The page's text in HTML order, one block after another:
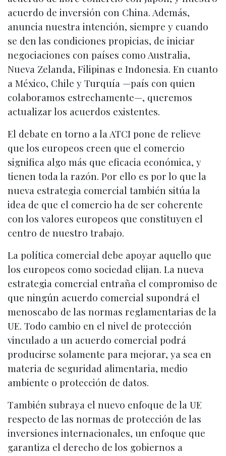
acuerdo de inversión con China. Además,
anuncia nuestra intención, siempre y cuando
se den las condiciones propicias, de iniciar
negociaciones con países como Australia,
Nueva Zelanda, Filipinas e Indonesia. En cuanto
a México, Chile y Turquía —país con quien
colaboramos estrechamente—, queremos
actualizar los acuerdos existentes.
El debate en torno a la ATCI pone de relieve
que los europeos creen que el comercio
significa algo más que eficacia económica, y
tienen toda la razón. Por ello es por lo que la
nueva estrategia comercial también sitúa la
idea de que el comercio ha de ser coherente
con los valores europeos que constituyen el
centro de nuestro trabajo.
La política comercial debe apoyar aquello que
los europeos como sociedad elijan. La nueva
estrategia comercial entraña el compromiso de
que ningún acuerdo comercial supondrá el
menoscabo de las normas reglamentarias de la
UE. Todo cambio en el nivel de protección
vinculado a un acuerdo comercial podrá
producirse solamente para mejorar, ya sea en
materia de seguridad alimentaria, medio
ambiente o protección de datos.
También subraya el nuevo enfoque de la UE
respecto de las normas de protección de las
inversiones internacionales, un enfoque que
garantiza el derecho de los gobiernos a